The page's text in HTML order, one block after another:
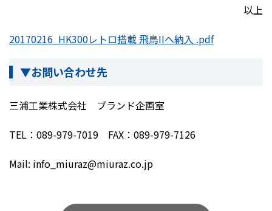
以上
20170216_HK300レトロ搭載 飛鳥IIへ納入 .pdf
▼お問い合わせ先
三浦工業株式会社 ブランド企画室
TEL：089-979-7019 FAX：089-979-7126
Mail: info_miuraz@miuraz.co.jp